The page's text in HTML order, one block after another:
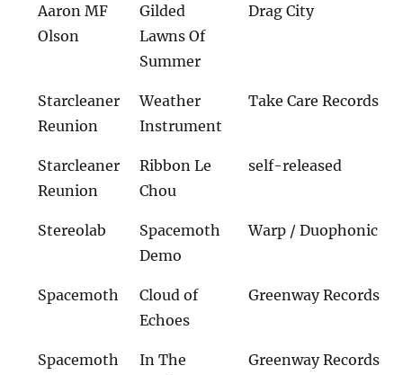
Aaron MF
Olson
Gilded
Lawns Of
Summer
Drag City
Starcleaner
Reunion
Weather
Instrument
Take Care Records
Starcleaner
Reunion
Ribbon Le
Chou
self-released
Stereolab
Spacemoth
Demo
Warp / Duophonic
Spacemoth
Cloud of
Echoes
Greenway Records
Spacemoth
In The
Greenway Records